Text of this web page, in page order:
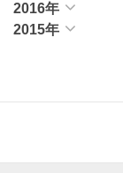
2016年
2015年